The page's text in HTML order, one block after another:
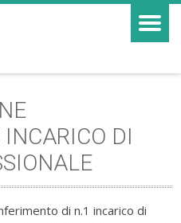
DI
di n.1 incarico di